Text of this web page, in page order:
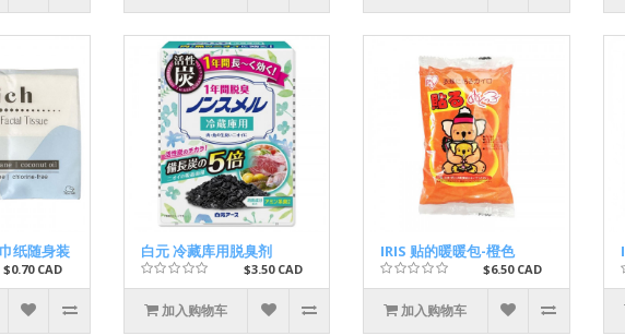
纸随身装
$0.70 CAD
白元 冷藏库用脱臭剂
$3.50 CAD
加入购物车
IRIS 贴的暖暖包-橙色
$6.50 CAD
加入购物车